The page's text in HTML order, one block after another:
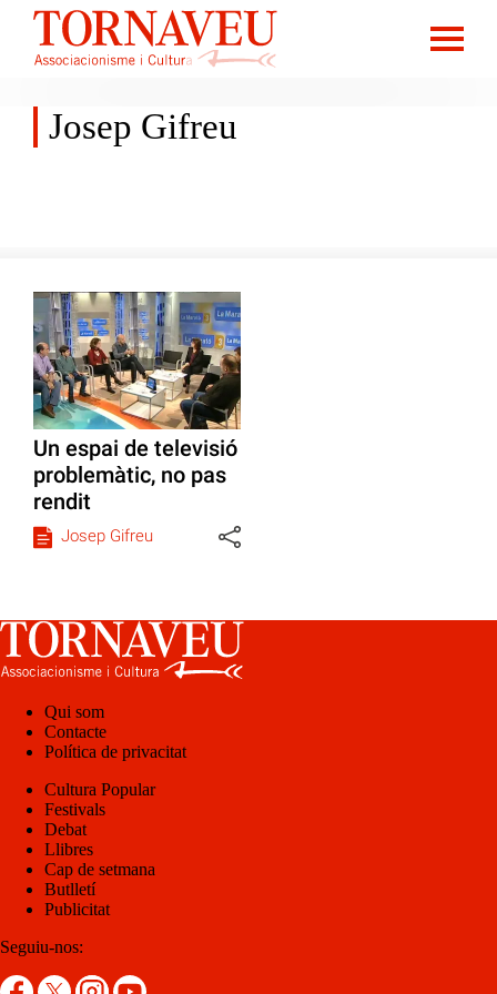
Josep Gifreu
Un espai de televisió
problemàtic, no pas
rendit
Josep Gifreu
Qui som
Contacte
Política de privacitat
Cultura Popular
Festivals
Debat
Llibres
Cap de setmana
Butlletí
Publicitat
Seguiu-nos: